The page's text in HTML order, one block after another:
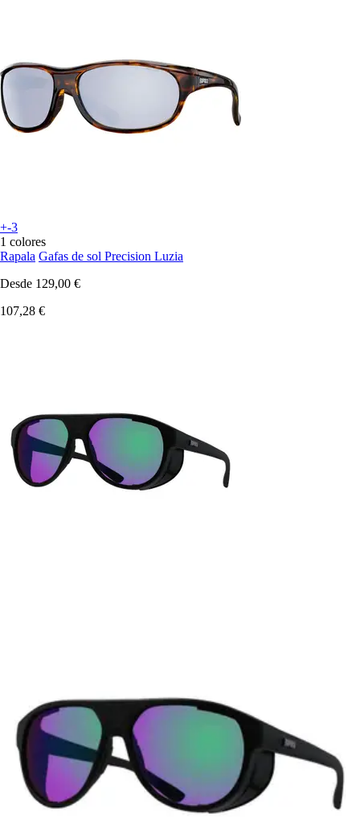
+-3
1 colores
Rapala Gafas de sol Precision Luzia
Desde 129,00 €
107,28 €